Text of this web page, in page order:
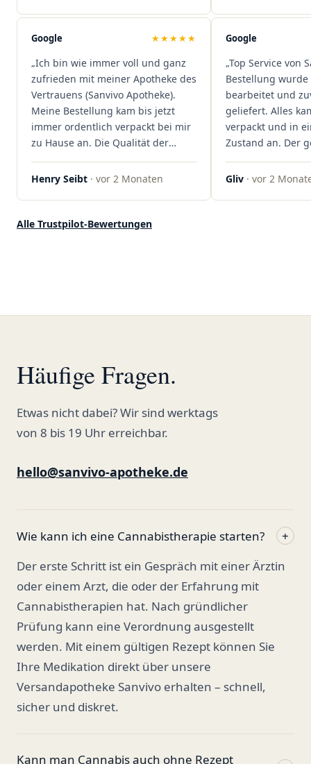
sind extrem zügig, was mir jedes
Mal viel Zeit spart. Man merkt,
Kundenzufriedenheit an erster
Stelle stehen. Vielen Dank an das
Team von Sanvivo – ich bin
rundum begeistert!"
Google ★★★★★
„Ich bin wie immer voll und ganz
zufrieden mit meiner Apotheke des
Vertrauens (Sanvivo Apotheke).
Meine Bestellung kam bis jetzt
immer ordentlich verpackt bei mir
zu Hause an. Die Qualität der
Blüten ist auch immer auf einem
hohen Niveau, die Auswahl ist
ordentlich gelagert, ich hatte nur
Henry Seibt · vor 2 Monaten
Google
„Top Service von
Bestellung wurde
bearbeitet und
geliefert. Alles
verpackt und in
Zustand an. Der
war
professionell.
Gliv · vor 2
Alle Trustpilot-Bewertungen
Häufige Fragen.
Etwas nicht dabei? Wir sind werktags
von 8 bis 19 Uhr erreichbar.
hello@sanvivo-apotheke.de
Wie kann ich eine Cannabistherapie starten?
+
Der erste Schritt ist ein Gespräch mit einer Ärztin
oder einem Arzt, die oder der Erfahrung mit
Cannabistherapien hat. Nach gründlicher
Prüfung kann eine Verordnung ausgestellt
werden. Mit einem gültigen Rezept können Sie
Ihre Medikation direkt über unsere
Versandapotheke Sanvivo erhalten – schnell,
sicher und diskret.
Kann man Cannabis auch ohne Rezept